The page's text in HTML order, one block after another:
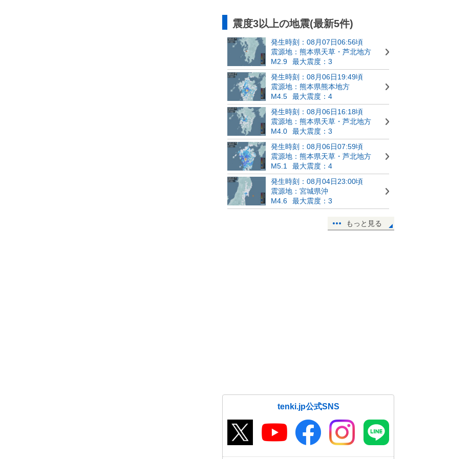
震度3以上の地震(最新5件)
発生時刻：08月07日06:56頃
震源地：熊本県天草・芦北地方
M2.9
最大震度：3
発生時刻：08月06日19:49頃
震源地：熊本県熊本地方
M4.5
最大震度：4
発生時刻：08月06日16:18頃
震源地：熊本県天草・芦北地方
M4.0
最大震度：3
発生時刻：08月06日07:59頃
震源地：熊本県天草・芦北地方
M5.1
最大震度：4
発生時刻：08月04日23:00頃
震源地：宮城県沖
M4.6
最大震度：3
もっと見る
tenki.jp公式SNS